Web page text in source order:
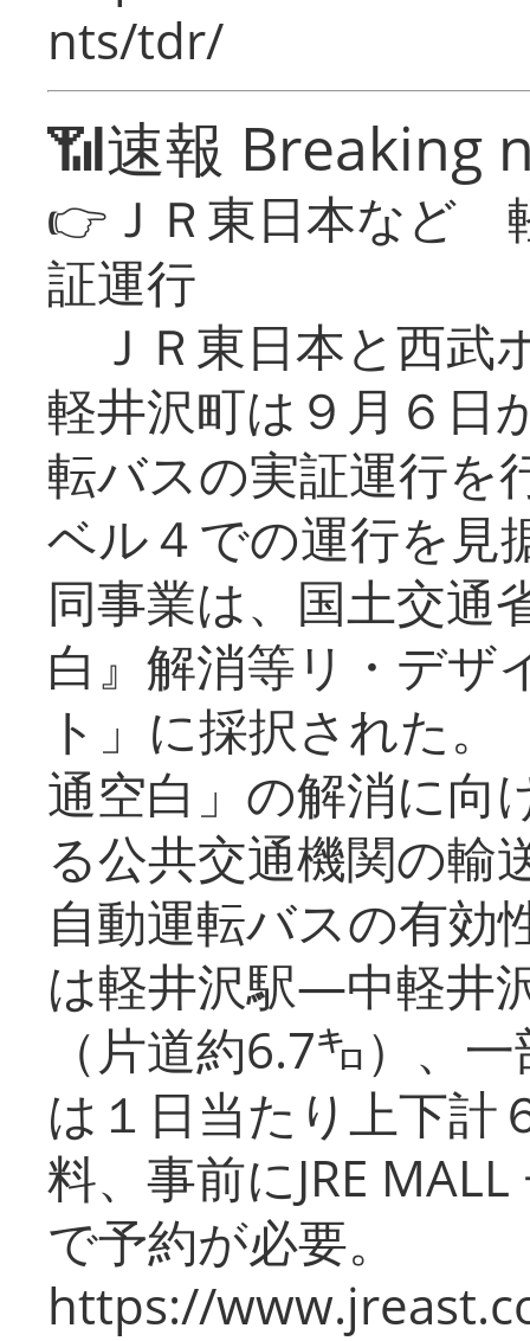
nts/tdr/
📶速報 Breaking
👉ＪＲ東日本など
証運行
ＪＲ東日本と西武
軽井沢町は９月６日
転バスの実証運行を
ベル４での運行を見
同事業は、国土交通
白』解消等リ・デザ
ト」に採択された
通空白」の解消に向
る公共交通機関の輸
自動運転バスの有効
は軽井沢駅―中軽井
（片道約6.7㌔）、
は１日当たり上下計
料、事前にJRE
で予約が必要。
https://